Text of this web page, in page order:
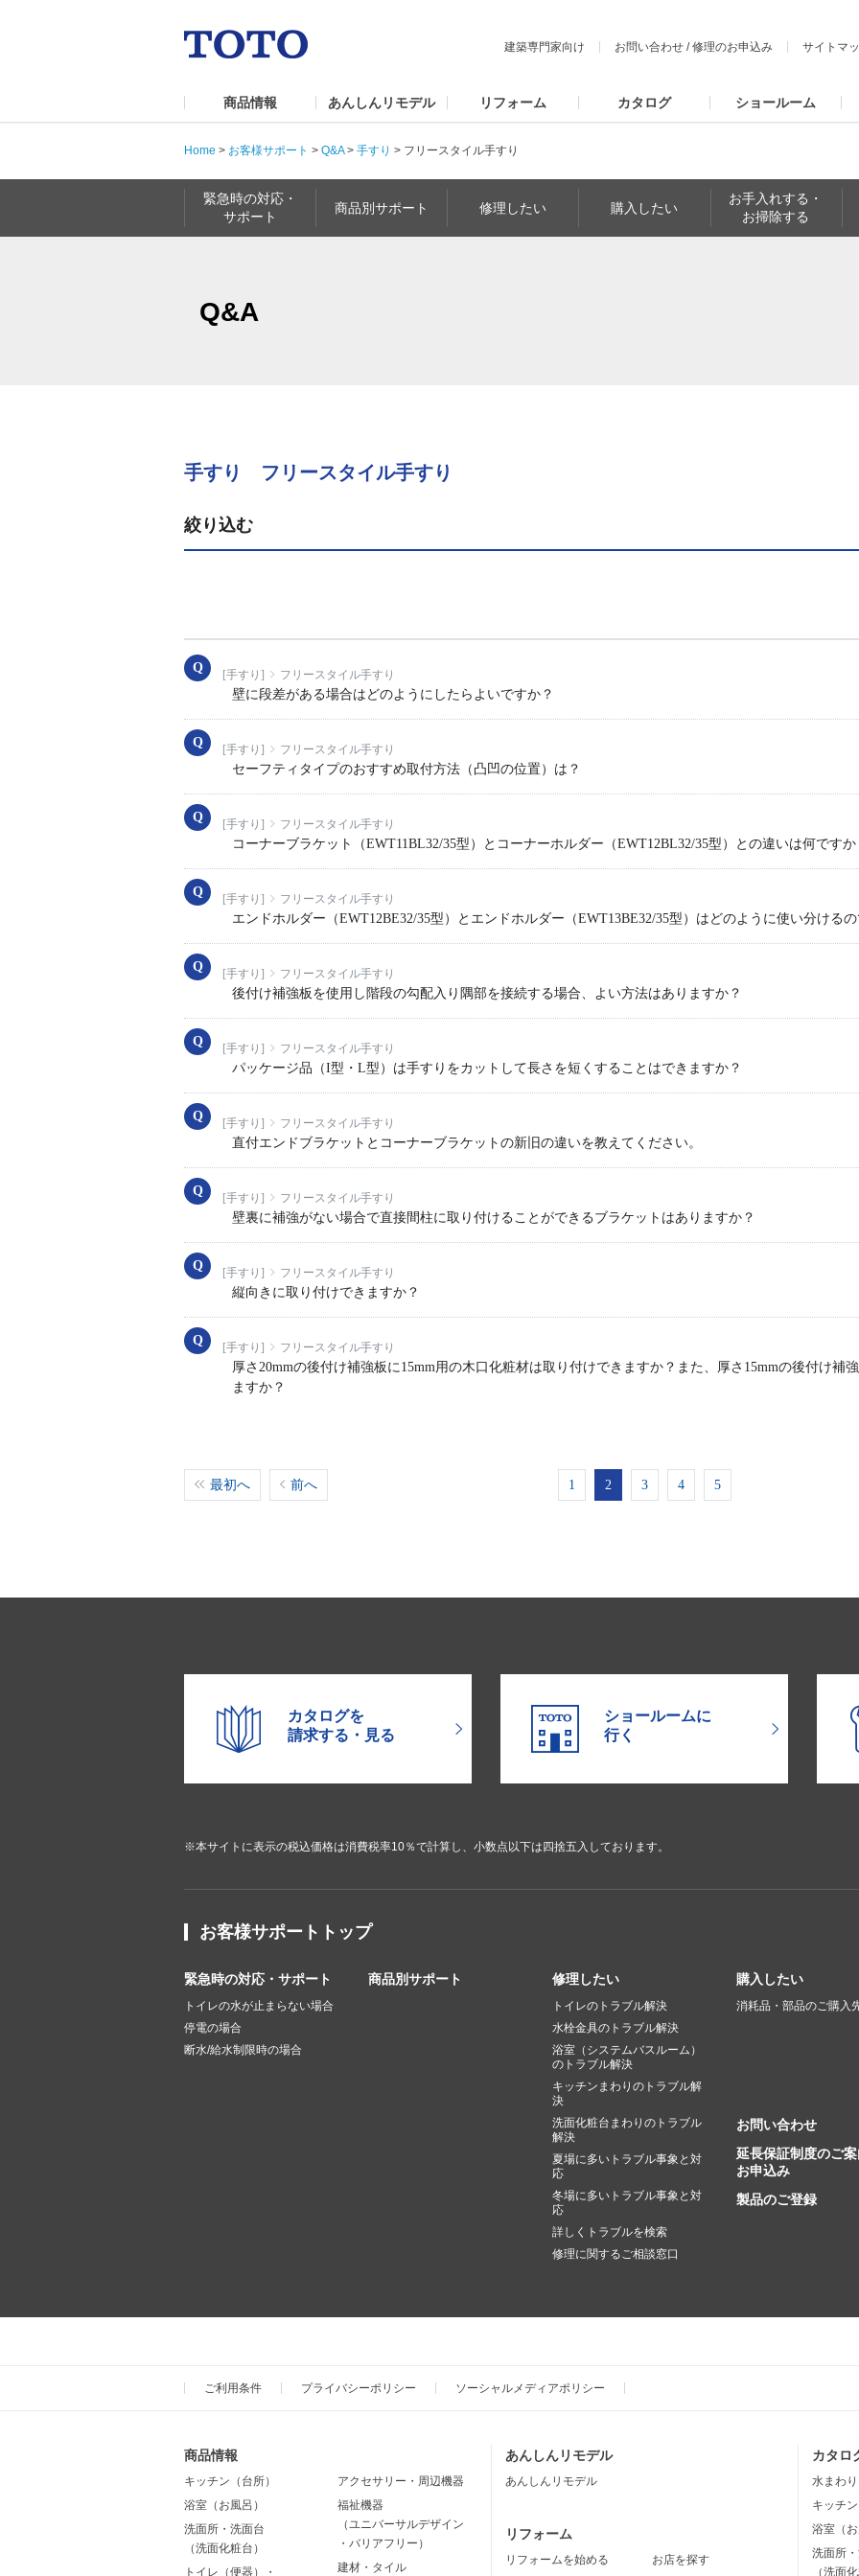
建築専門家向け お問い合わせ /修理のお申込み サイトマ
商品情報 あんしんリモデル リフォーム カタログ ショールーム
Home > お客様サポート > Q&A> 手すり > フリースタイル手すり
緊急時の対応・
サポート
商品別サポート 修理したい 購入したい
お手入れする・
お掃除する
Q&A
手すり フリースタイル手すり
絞り込む
[手すり] フリースタイル手すり
壁に段差がある場合はどのようにしたらよいですか？
[手すり] フリースタイル手すり
セーフティタイプのおすすめ取付方法（凸凹の位置）は？
[手すり] フリースタイル手すり
コーナーブラケット（EWT11BL32/35型）とコーナーホルダー（EWT12BL32/35型）との違いは何ですか
[手すり] フリースタイル手すり
エンドホルダー（EWT12BE32/35型）とエンドホルダー（EWT13BE32/35型）はどのように使い分けるの
[手すり] フリースタイル手すり
後付け補強板を使用し階段の勾配入り隅部を接続する場合、よい方法はありますか？
[手すり] フリースタイル手すり
パッケージ品（I型・L型）は手すりをカットして長さを短くすることはできますか？
[手すり] フリースタイル手すり
直付エンドブラケットとコーナーブラケットの新旧の違いを教えてください。
[手すり] フリースタイル手すり
壁裏に補強がない場合で直接間柱に取り付けることができるブラケットはありますか？
[手すり] フリースタイル手すり
縦向きに取り付けできますか？
[手すり] フリースタイル手すり
厚さ20mmの後付け補強板に15mm用の木口化粧材は取り付けできますか？また、厚さ15mmの後付け補
ますか？
最初へ 前へ 1 2 3 4 5
カタログを
請求する・見る
ショールームに
行く
※本サイトに表示の税込価格は消費税率10％で計算し、小数点以下は四捨五入しております。
お客様サポートトップ
緊急時の対応・サポート
トイレの水が止まらない場合
停電の場合
断水/給水制限時の場合
商品別サポート 修理したい
トイレのトラブル解決
水栓金具のトラブル解決
浴室（システムバスルーム）
のトラブル解決
キッチンまわりのトラブル解
決
洗面化粧台まわりのトラブル
解決
夏場に多いトラブル事象と対
応
冬場に多いトラブル事象と対
応
詳しくトラブルを検索
修理に関するご相談窓口
購入したい
消耗品・部品のご購入
お問い合わせ
延長保証制度のご案
お申込み
製品のご登録
ご利用条件 プライバシーポリシー ソーシャルメディアポリシー
商品情報
キッチン（台所）
浴室（お風呂）
洗面所・洗面台
（洗面化粧台）
トイレ（便器）・
アクセサリー・周辺機器
福祉機器
（ユニバーサルデザイン
・バリアフリー）
建材・タイル
あんしんリモデル
あんしんリモデル
リフォーム
リフォームを始める お店を探す
カタロ
水まわ
キッチン
浴室（お
洗面所
（洗面